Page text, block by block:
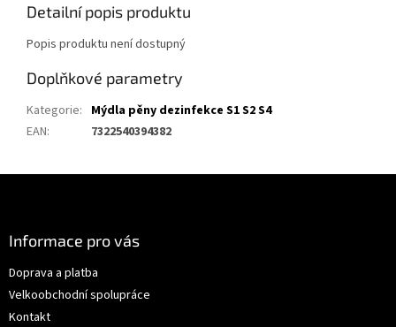
Detailní popis produktu
Popis produktu není dostupný
Doplňkové parametry
Kategorie: Mýdla pěny dezinfekce S1 S2 S4
EAN: 7322540394382
Informace pro vás
Doprava a platba
Velkoobchodní spolupráce
Kontakt